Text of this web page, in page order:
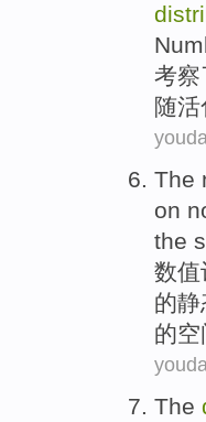
考察
随
The
on
the
数值
的静
的空
The